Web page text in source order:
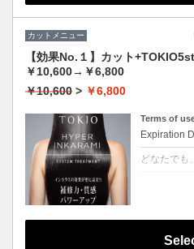
カットメニュー
【効果No.１】カット
￥10,600→￥6,800
￥10,600 > ￥6,800
Terms of
Expiration
どなたで
的な「髪質